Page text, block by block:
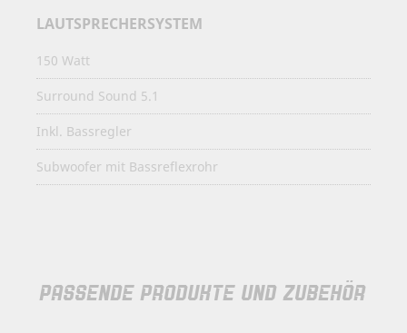
LAUTSPRECHERSYSTEM
150 Watt
Surround Sound 5.1
Inkl. Bassregler
Subwoofer mit Bassreflexrohr
PASSENDE PRODUKTE UND ZUBEHÖR